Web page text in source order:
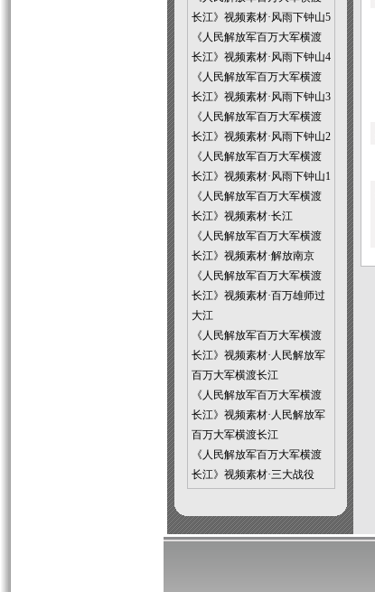
长江》视频素材·风雨下钟山5
《人民解放军百万大军横渡
长江》视频素材·风雨下钟山4
《人民解放军百万大军横渡
长江》视频素材·风雨下钟山3
《人民解放军百万大军横渡
长江》视频素材·风雨下钟山2
《人民解放军百万大军横渡
长江》视频素材·风雨下钟山1
《人民解放军百万大军横渡
长江》视频素材·长江
《人民解放军百万大军横渡
长江》视频素材·解放南京
《人民解放军百万大军横渡
长江》视频素材·百万雄师过
大江
《人民解放军百万大军横渡
长江》视频素材·人民解放军
百万大军横渡长江
《人民解放军百万大军横渡
长江》视频素材·人民解放军
百万大军横渡长江
《人民解放军百万大军横渡
长江》视频素材·三大战役